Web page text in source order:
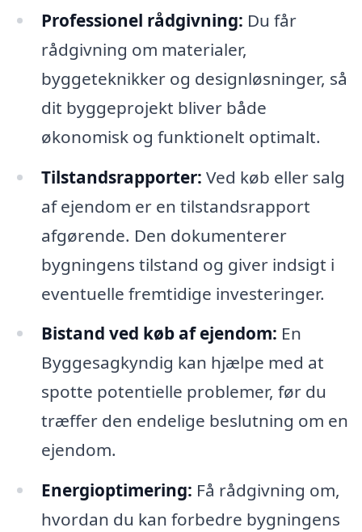
Professionel rådgivning: Du får
rådgivning om materialer,
byggeteknikker og designløsninger, så
dit byggeprojekt bliver både
økonomisk og funktionelt optimalt.
Tilstandsrapporter: Ved køb eller salg
af ejendom er en tilstandsrapport
afgørende. Den dokumenterer
bygningens tilstand og giver indsigt i
eventuelle fremtidige investeringer.
Bistand ved køb af ejendom: En
Byggesagkyndig kan hjælpe med at
spotte potentielle problemer, før du
træffer den endelige beslutning om en
ejendom.
Energioptimering: Få rådgivning om,
hvordan du kan forbedre bygningens